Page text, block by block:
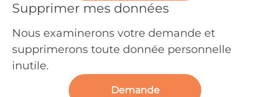
Supprimer mes données
Nous examinerons votre demande et
supprimerons toute donnée personnelle
inutile.
Demande